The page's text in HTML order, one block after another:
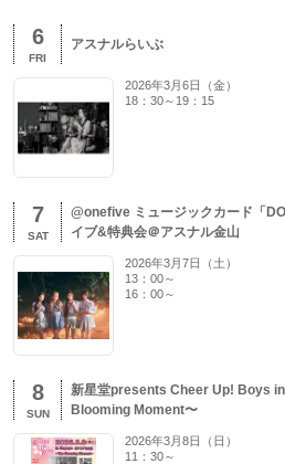
6
FRI
アスナルらいぶ
2026年3月6日（金）
18：30～19：15
7
SAT
@onefive ミュージックカード「
イブ&特典会＠アスナル金山
2026年3月7日（土）
13：00～
16：00～
8
SUN
新星堂presents Cheer Up! Boys
Blooming Moment〜
2026年3月8日（日）
11：30～